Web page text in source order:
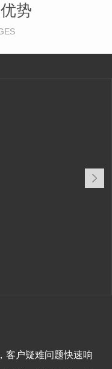
势
户疑难问题快速响